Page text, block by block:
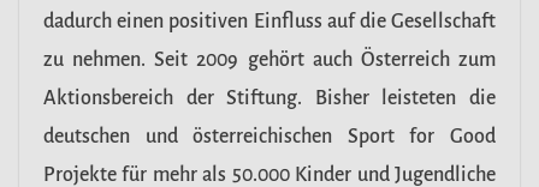
dadurch einen positiven Einfluss auf die Gesellschaft
zu nehmen. Seit 2009 gehört auch Österreich zum
Aktionsbereich der Stiftung. Bisher leisteten die
deutschen und österreichischen Sport for Good
Projekte für mehr als 50.000 Kinder und Jugendliche